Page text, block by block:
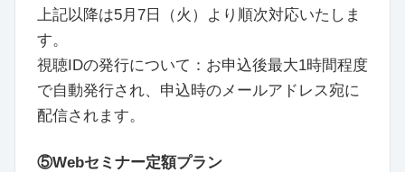
上記以降は5月7日（火）より順次対応いたしま
す。
視聴IDの発行について：お申込後最大1時間程度
で自動発行され、申込時のメールアドレス宛に
配信されます。
⑤Webセミナー定額プラン